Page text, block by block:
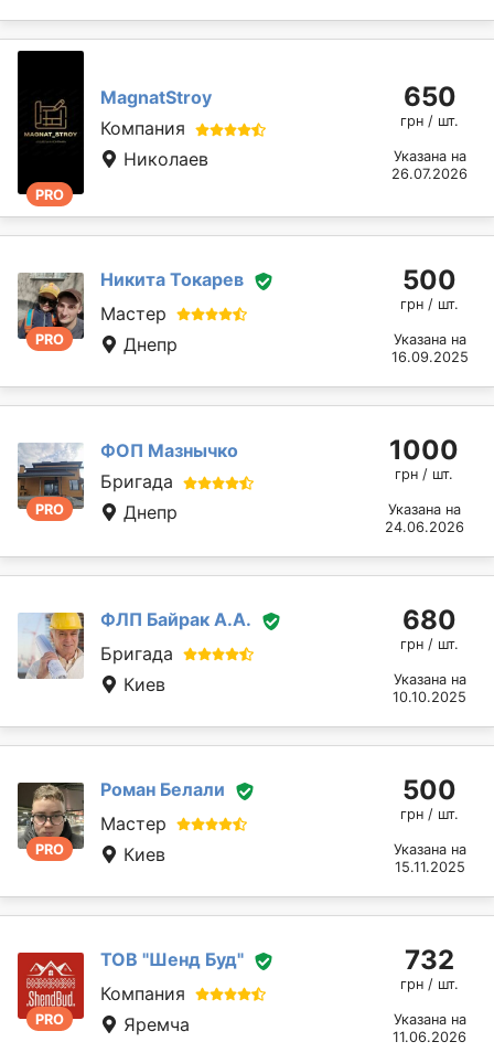
PRO
MagnatStroy
Компания
Николаев
650
грн / шт.
Указана на
26.07.2026
PRO
Никита Токарев
Мастер
Днепр
500
грн / шт.
Указана на
16.09.2025
PRO
ФОП Мазнычко
Бригада
Днепр
1000
грн / шт.
Указана на
24.06.2026
ФЛП Байрак А.А.
Бригада
Киев
680
грн / шт.
Указана на
10.10.2025
PRO
Роман Белали
Мастер
Киев
500
грн / шт.
Указана на
15.11.2025
PRO
ТОВ "Шенд Буд"
Компания
Яремча
732
грн / шт.
Указана на
11.06.2026